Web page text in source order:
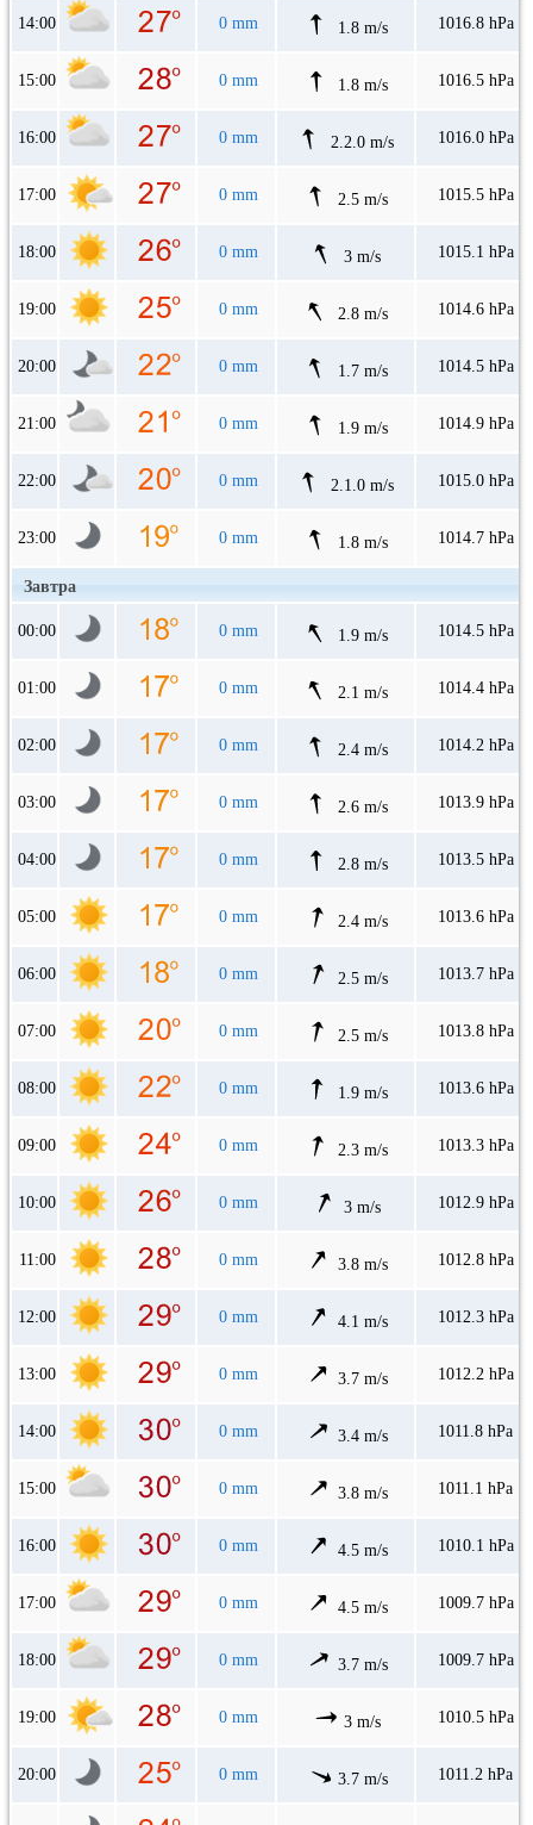
14:00 0 mm 1.8 m/s 1016.8 hPa
15:00 0 mm 1.8 m/s 1016.5 hPa
16:00 0 mm 2.2.0 m/s 1016.0 hPa
17:00 0 mm 2.5 m/s 1015.5 hPa
18:00 0 mm 3 m/s 1015.1 hPa
19:00 0 mm 2.8 m/s 1014.6 hPa
20:00 0 mm 1.7 m/s 1014.5 hPa
21:00 0 mm 1.9 m/s 1014.9 hPa
22:00 0 mm 2.1.0 m/s 1015.0 hPa
23:00 0 mm 1.8 m/s 1014.7 hPa
Завтра
00:00 0 mm 1.9 m/s 1014.5 hPa
01:00 0 mm 2.1 m/s 1014.4 hPa
02:00 0 mm 2.4 m/s 1014.2 hPa
03:00 0 mm 2.6 m/s 1013.9 hPa
04:00 0 mm 2.8 m/s 1013.5 hPa
05:00 0 mm 2.4 m/s 1013.6 hPa
06:00 0 mm 2.5 m/s 1013.7 hPa
07:00 0 mm 2.5 m/s 1013.8 hPa
08:00 0 mm 1.9 m/s 1013.6 hPa
09:00 0 mm 2.3 m/s 1013.3 hPa
10:00 0 mm 3 m/s 1012.9 hPa
11:00 0 mm 3.8 m/s 1012.8 hPa
12:00 0 mm 4.1 m/s 1012.3 hPa
13:00 0 mm 3.7 m/s 1012.2 hPa
14:00 0 mm 3.4 m/s 1011.8 hPa
15:00 0 mm 3.8 m/s 1011.1 hPa
16:00 0 mm 4.5 m/s 1010.1 hPa
17:00 0 mm 4.5 m/s 1009.7 hPa
18:00 0 mm 3.7 m/s 1009.7 hPa
19:00 0 mm 3 m/s 1010.5 hPa
20:00 0 mm 3.7 m/s 1011.2 hPa